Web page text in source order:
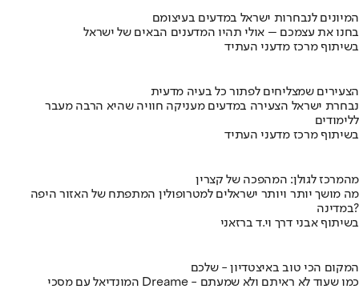
המיונים לנבחרות ישראל במדעים בעיצומם
בחנו את עצמכם – אולי תהיו המדענים הבאים של ישראל
בשיתוף מרכז מדעני העתיד
הצעירים שמצליחים לפתור כל בעיה מדעית
נבחרת ישראל הצעירה במדעים מעניקה חוויה שהיא הרבה מעבר
ללימודים
בשיתוף מרכז מדעני העתיד
מהמרכז לגולן: המהפכה של קצרין
מה מושך יותר ויותר ישראלים למטרופולין המתפתח של האזור היפה
במדינה?
בשיתוף אבני דרך וי.ד ברזאני
המקום הכי טוב באיצטדיון - שלכם
המונדיאל עם מסכי Dreame - כמו שעוד לא ראיתם ולא שמעתם